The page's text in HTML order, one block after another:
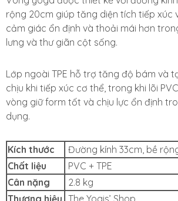
rộng 20cm giúp tăng diện tích tiếp xúc
cảm giác ổn định và thoải mái hơn
lưng và thư giãn cột sống.
Lớp ngoài TPE hỗ trợ tăng độ bám và
chịu khi tiếp xúc cơ thể, trong khi lõi
vòng giữ form tốt và chịu lực ổn định
dụng.
Kích thước
Đường kính 33cm, bề
Chất liệu
PVC + TPE
Cân nặng
2.8 kg